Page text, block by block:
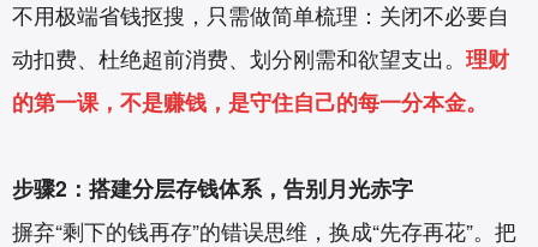
不用极端省钱抠搜，只需做简单梳理：关闭不必要自
动扣费、杜绝超前消费、划分刚需和欲望支出。 理财
的第一课，不是赚钱，是守住自己的每一分本金。
步骤2：搭建分层存钱体系，告别月光赤字
摒弃“剩下的钱再存”的错误思维，换成“先存再花”。把